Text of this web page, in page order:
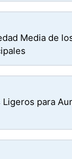
Media de
para